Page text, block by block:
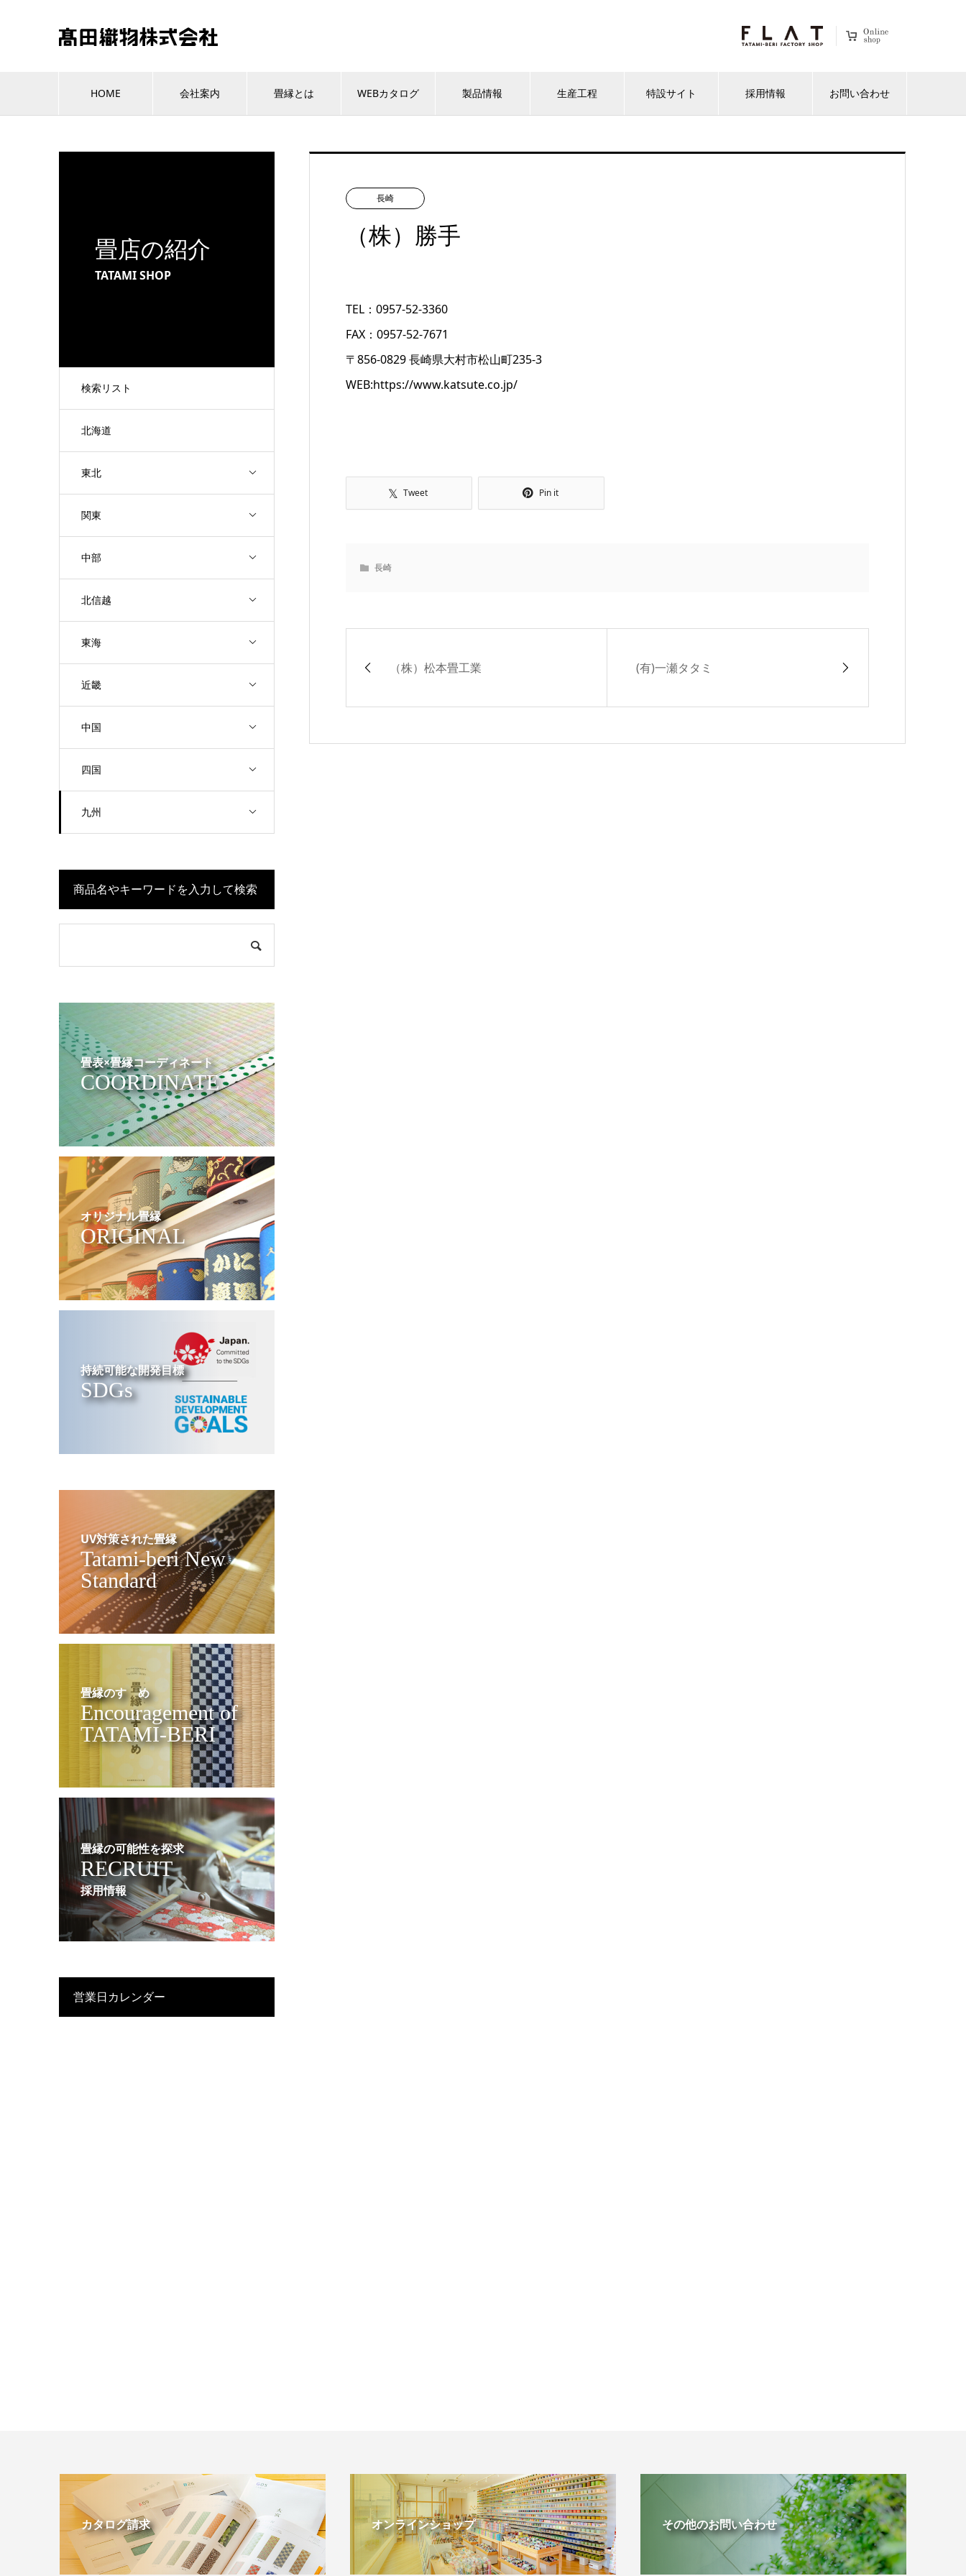
HOME 会社案内 畳縁とは WEBカタログ 製品情報 生産工程 特設サイト 採用情報 お問い合わせ
畳店の紹介
TATAMI SHOP
検索リスト
北海道
東北
関東
中部
北信越
東海
近畿
中国
四国
九州
長崎
（株）勝手
TEL：0957-52-3360
FAX：0957-52-7671
〒856-0829 長崎県大村市松山町235-3
WEB:https://www.katsute.co.jp/
Tweet Pin it
長崎
（株）松本畳工業 (有)一瀬タタミ
商品名やキーワードを入力して検索
畳表×畳縁コーディネート
COORDINATE
オリジナル畳縁
ORIGINAL
持続可能な開発目標
SDGs
UV対策された畳縁
Tatami-beri New
Standard
畳縁のすゝめ
Encouragement of
TATAMI-BERI
畳縁の可能性を探求
RECRUIT
採用情報
営業日カレンダー
カタログ請求 オンラインショップ その他のお問い合わせ